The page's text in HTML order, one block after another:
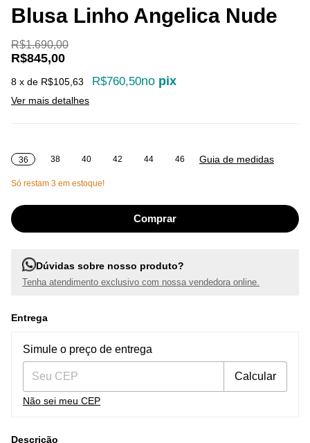
Blusa Linho Angelica Nude
R$1.690,00
R$845,00
8 x de R$105,63 R$760,50no pix
Ver mais detalhes
36 38 40 42 44 46 Guia de medidas
Só restam 3 em estoque!
Dúvidas sobre nosso produto?
Tenha atendimento exclusivo com nossa vendedora online.
Entrega
Entregas para o CEP:
Simule o preço de entrega
Calcular
Não sei meu CEP
Descrição